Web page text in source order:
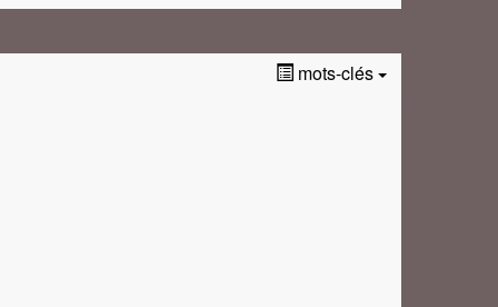
mots-clés